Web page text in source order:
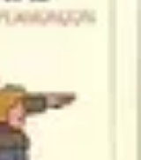
Stratégies